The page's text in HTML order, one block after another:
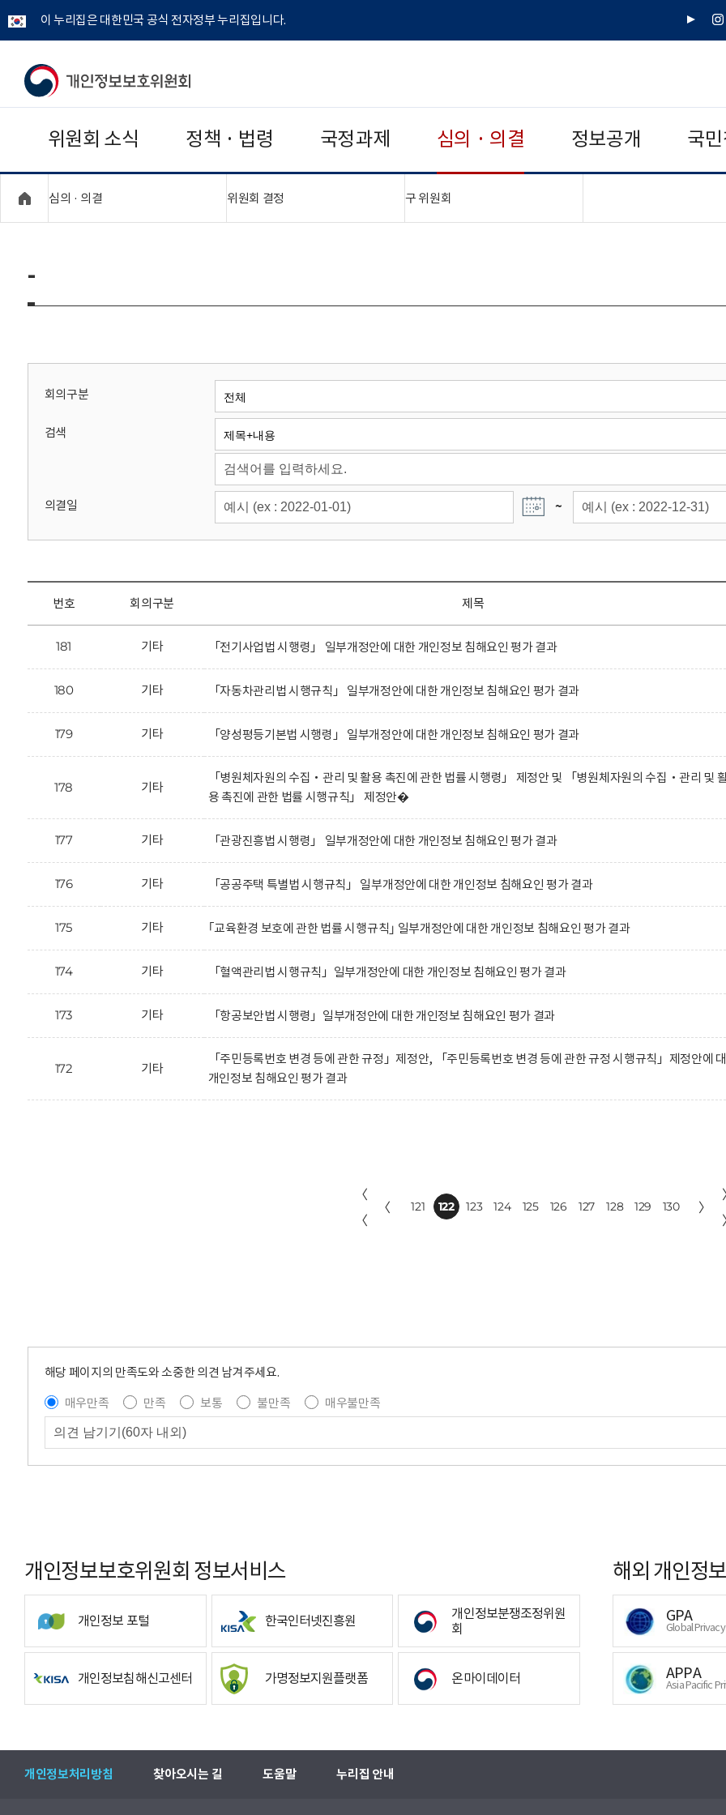
이 누리집은 대한민국 공식 전자정부 누리집입니다.
유
인
개
보
보
위
회
위원회 소식 정책 · 법령 국정과제 심의 · 의결 정보공개 국
심의 · 의결 위원회 결정 구 위원회
-
회의구분
검색
의결일 ~
번호 회의구분 제목
181 기타 「전기사업법 시행령」 일부개정안에 대한 개인정보 침해요인 평가 결과
180 기타 「자동차관리법 시행규칙」 일부개정안에 대한 개인정보 침해요인 평가 결과
179 기타 「양성평등기본법 시행령」 일부개정안에 대한 개인정보 침해요인 평가 결과
178 기타
「병원체자원의 수집‧관리 및 활용 촉진에 관한 법률 시행령」 제정안 및 「병원체자원의 수집‧관리 및
용 촉진에 관한 법률 시행규칙」 제정안�
177 기타 「관광진흥법 시행령」 일부개정안에 대한 개인정보 침해요인 평가 결과
176 기타 「공공주택 특별법 시행규칙」 일부개정안에 대한 개인정보 침해요인 평가 결과
175 기타 ｢교육환경 보호에 관한 법률 시행규칙｣ 일부개정안에 대한 개인정보 침해요인 평가 결과
174 기타 「혈액관리법 시행규칙」일부개정안에 대한 개인정보 침해요인 평가 결과
173 기타 「항공보안법 시행령」일부개정안에 대한 개인정보 침해요인 평가 결과
172 기타
「주민등록번호 변경 등에 관한 규정」제정안, 「주민등록번호 변경 등에 관한 규정 시행규칙」제정안에
개인정보 침해요인 평가 결과
〈
〈
〈 121 122 123 124 125 126 127 128 129 130 〉
해당 페이지의 만족도와 소중한 의견 남겨주세요.
매우만족
만족 보통 불만족
매우불만족
개인정보보호위원회 정보서비스
개인정보 포털 한국인터넷진흥원
개인정보분쟁조정위원
회
개인정보침해신고센터 가명정보지원플랫폼 온마이데이터
해외 개인정
GPA
Global
APPA
Asia Pacific
개인정보처리방침 찾아오시는 길 도움말 누리집 안내